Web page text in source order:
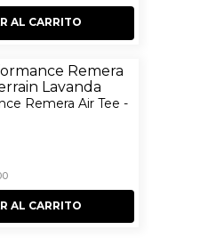
AL CARRITO
Remera Air Tee -
AL CARRITO